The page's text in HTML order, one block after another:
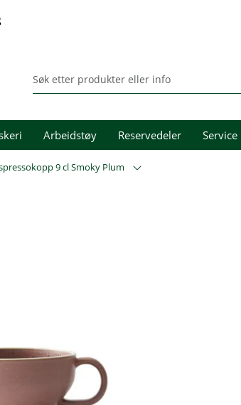
Arbeidstøy Reservedeler Service
9 cl Smoky Plum